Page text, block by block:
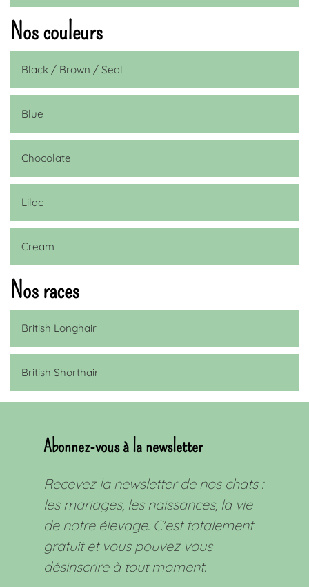
Nos couleurs
Black / Brown / Seal
Blue
Chocolate
Lilac
Cream
Nos races
British Longhair
British Shorthair
Abonnez-vous à la newsletter
Recevez la newsletter de nos chats :
les mariages, les naissances, la vie
de notre élevage. C'est totalement
gratuit et vous pouvez vous
désinscrire à tout moment.